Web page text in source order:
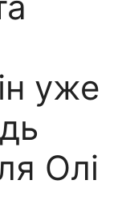
уже
Олі